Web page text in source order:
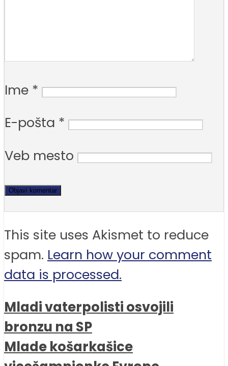
Ime *
E-pošta *
Veb mesto
This site uses Akismet to reduce
spam. Learn how your comment
data is processed.
Mladi vaterpolisti osvojili
bronzu na SP
Mlade košarkašice